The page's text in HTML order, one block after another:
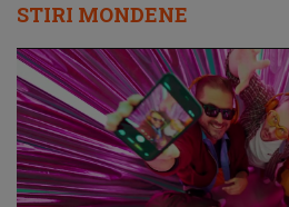
STIRI MONDENE